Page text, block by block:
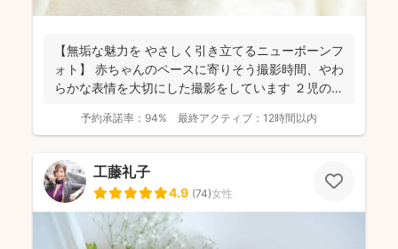
【無垢な魅力を やさしく引き立てるニューボーンフ
ォト】 赤ちゃんのペースに寄りそう撮影時間、やわ
らかな表情を大切にした撮影をしています ２児の母
予約承諾率： 94% 最終アクティブ： 12時間以内
工藤礼子
4.9 (74)女性